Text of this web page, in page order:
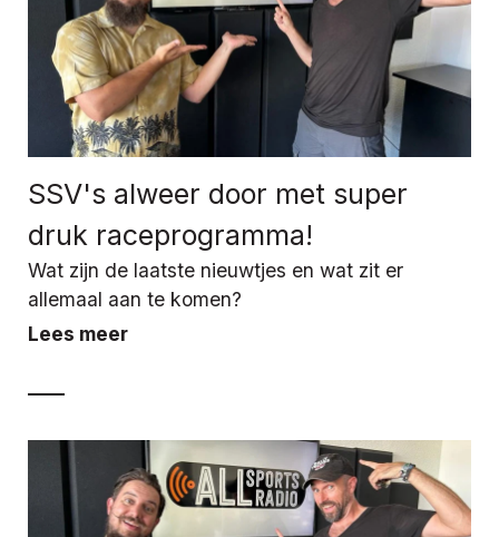
SSV's alweer door met super
druk raceprogramma!
Wat zijn de laatste nieuwtjes en wat zit er
allemaal aan te komen?
Lees meer